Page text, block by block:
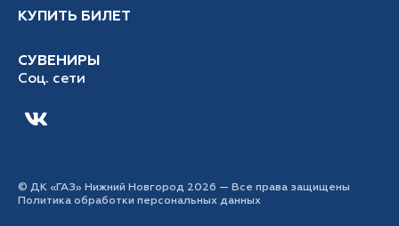
КУПИТЬ БИЛЕТ
СУВЕНИРЫ
Соц. сети
© ДК «ГАЗ» Нижний Новгород 2026 — Все права защищены
Политика обработки персональных данных